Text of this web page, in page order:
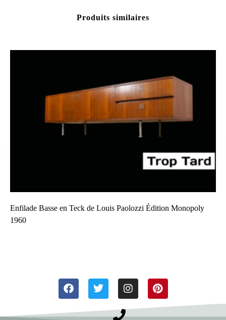
Produits similaires
Enfilade Basse en Teck de Louis Paolozzi Édition Monopoly
1960